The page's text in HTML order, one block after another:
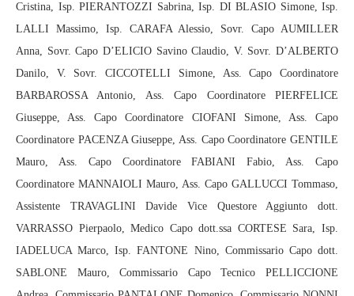
Cristina, Isp. PIERANTOZZI Sabrina, Isp. DI BLASIO Simone, Isp.
LALLI Massimo, Isp. CARAFA Alessio, Sovr. Capo AUMILLER
Anna, Sovr. Capo D’ELICIO Savino Claudio, V. Sovr. D’ALBERTO
Danilo, V. Sovr. CICCOTELLI Simone, Ass. Capo Coordinatore
BARBAROSSA Antonio, Ass. Capo Coordinatore PIERFELICE
Giuseppe, Ass. Capo Coordinatore CIOFANI Simone, Ass. Capo
Coordinatore PACENZA Giuseppe, Ass. Capo Coordinatore GENTILE
Mauro, Ass. Capo Coordinatore FABIANI Fabio, Ass. Capo
Coordinatore MANNAIOLI Mauro, Ass. Capo GALLUCCI Tommaso,
Assistente TRAVAGLINI Davide Vice Questore Aggiunto dott.
VARRASSO Pierpaolo, Medico Capo dott.ssa CORTESE Sara, Isp.
IADELUCA Marco, Isp. FANTONE Nino, Commissario Capo dott.
SABLONE Mauro, Commissario Capo Tecnico PELLICCIONE